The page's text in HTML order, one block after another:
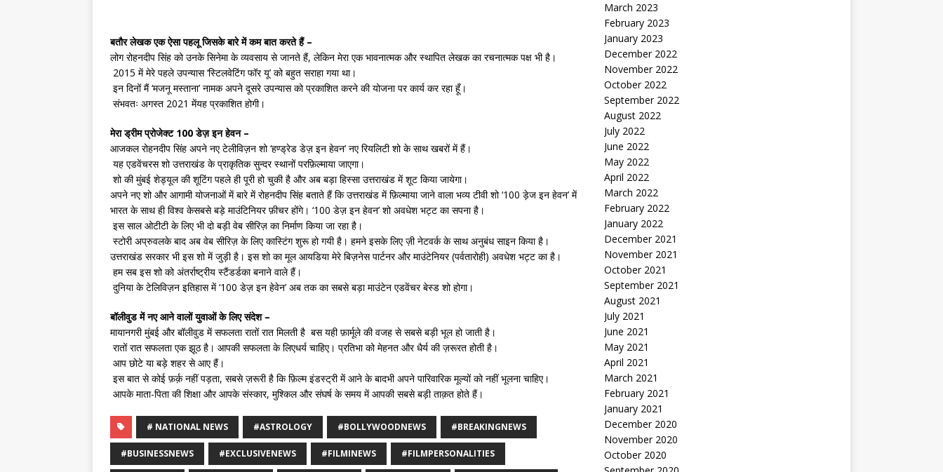
बतौर लेखक एक ऐसा पहलू जिसके बारे में कम बात करते हैं –
लोग रोहनदीप सिंह को उनके सिनेमा के व्यवसाय से जानते हैं, लेकिन मेरा एक भावनात्मक और स्थापित लेखक का रचनात्मक पक्ष भी है।
2015 में मेरे पहले उपन्यास ‘स्टिलवेटिंग फॉर यू’ को बहुत सराहा गया था।
इन दिनों मैं ‘मजनू मस्ताना’ नामक अपने दूसरे उपन्यास को प्रकाशित करने की योजना पर कार्य कर रहा हूँ।
संभवतः अगस्त 2021 मेंयह प्रकाशित होगी।
मेरा ड्रीम प्रोजेक्ट 100 डेज़ इन हेवन –
आजकल रोहनदीप सिंह अपने नए टेलीविज़न शो ‘हण्ड्रेड डेज़ इन हेवन’ नए रियलिटी शो के साथ खबरों में हैं।
यह एडवेंचरस शो उत्तराखंड के प्राकृतिक सुन्दर स्थानों परफ़िल्माया जाएगा।
शो की मुंबई शेड्यूल की शूटिंग पहले ही पूरी हो चुकी है और अब बड़ा हिस्सा उत्तराखंड में शूट किया जायेगा।
अपने नए शो और आगामी योजनाओं में बारे में रोहनदीप सिंह बताते हैं कि उत्तराखंड में फ़िल्माया जाने वाला भव्य टीवी शो ‘100 ड़ेज इन हेवन’ में
भारत के साथ ही विश्व केसबसे बड़े माउंटिनियर फ़ीचर होंगे। ‘100 डेज़ इन हेवन’ शो अवधेश भट्ट का सपना है।
इस साल ओटीटी के लिए भी दो बड़ी वेब सीरिज़ का निर्माण किया जा रहा है।
स्टोरी अप्रुवलके बाद अब वेब सीरिज़ के लिए कास्टिंग शुरू हो गयी है। हमने इसके लिए ज़ी नेटवर्क के साथ अनुबंध साइन किया है।
उत्तराखंड सरकार भी इस शो में जुड़ी है। इस शो का मूल आयडिया मेरे बिज़नेस पार्टनर और माउंटेनियर (पर्वतारोही) अवधेश भट्ट का है।
हम सब इस शो को अंतर्राष्ट्रीय स्टैंडर्डका बनाने वाले हैं।
दुनिया के टेलिविज़न इतिहास में ‘100 डेज़ इन हेवेन’ अब तक का सबसे बड़ा माउंटेन एडवेंचर बेस्ड शो होगा।
बॉलीवुड में नए आने वालों युवाओं के लिए संदेश –
मायानगरी मुंबई और बॉलीवुड में सफलता रातों रात मिलती है बस यही फ़ार्मूले की वजह से सबसे बड़ी भूल हो जाती है।
रातों रात सफलता एक झूठ है। आपकी सफलता के लिएधर्य चाहिए। प्रतिभा को मेहनत और धैर्य की ज़रूरत होती है।
आप छोटे या बड़े शहर से आए हैं।
इस बात से कोई फ़र्क़ नहीं पड़ता, सबसे ज़रूरी है कि फ़िल्म इंडस्ट्री में आने के बादभी अपने पारिवारिक मूल्यों को नहीं भूलना चाहिए।
आपके माता-पिता की शिक्षा और आपके संस्कार, मुश्किल और संघर्ष के समय में आपकी सबसे बड़ी ताक़त होते हैं।
# NATIONAL NEWS #ASTROLOGY #BOLLYWOODNEWS #BREAKINGNEWS
#BUSINESSNEWS #EXCLUSIVENEWS #FILMINEWS #FILMPERSONALITIES
March 2023
February 2023
January 2023
December 2022
November 2022
October 2022
September 2022
August 2022
July 2022
June 2022
May 2022
April 2022
March 2022
February 2022
January 2022
December 2021
November 2021
October 2021
September 2021
August 2021
July 2021
June 2021
May 2021
April 2021
March 2021
February 2021
January 2021
December 2020
November 2020
October 2020